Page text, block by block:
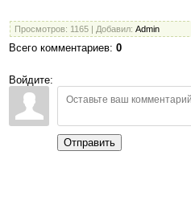
Просмотров: 1165 | Добавил: Admin
Всего комментариев: 0
Войдите:
Отправить